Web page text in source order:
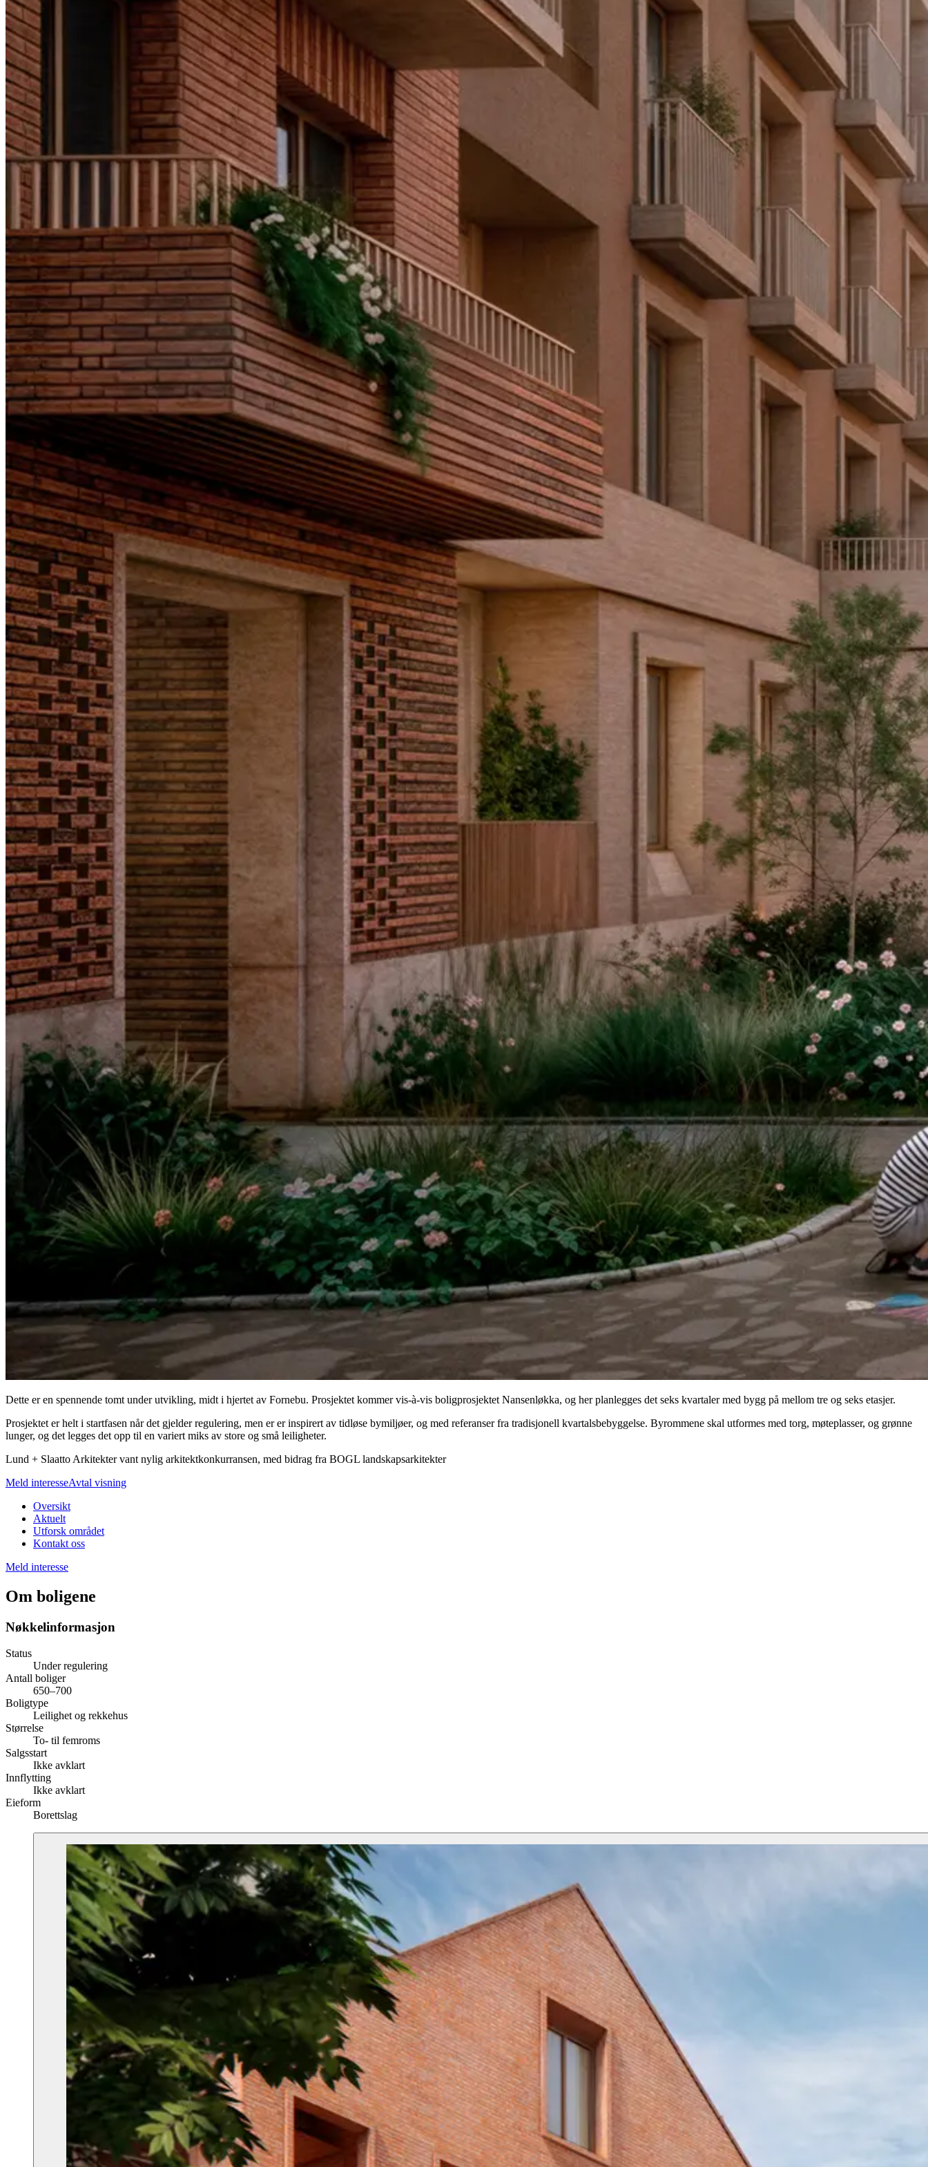
Dette er en spennende tomt under utvikling, midt i hjertet av Fornebu. Prosjektet kommer vis-à-vis boligprosjektet Nansenløkka, og her planlegges det seks kvartaler med bygg på mellom tre og seks etasjer.
Prosjektet er helt i startfasen når det gjelder regulering, men er er inspirert av tidløse bymiljøer, og med referanser fra tradisjonell kvartalsbebyggelse. Byrommene skal utformes med torg, møteplasser, og grønne
lunger, og det legges det opp til en variert miks av store og små leiligheter.
Lund + Slaatto Arkitekter vant nylig arkitektkonkurransen, med bidrag fra BOGL landskapsarkitekter
Meld interesseAvtal visning
Oversikt
Aktuelt
Utforsk området
Kontakt oss
Meld interesse
Om boligene
Nøkkelinformasjon
Status
Under regulering
Antall boliger
650–700
Boligtype
Leilighet og rekkehus
Størrelse
To- til femroms
Salgsstart
Ikke avklart
Innflytting
Ikke avklart
Eieform
Borettslag